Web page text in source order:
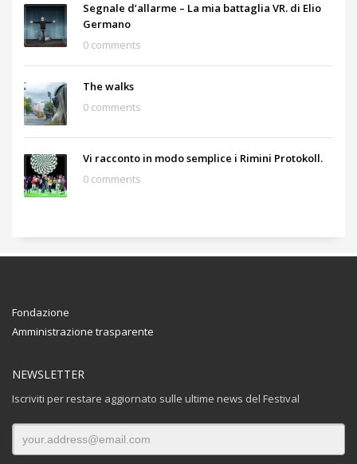
Segnale d’allarme – La mia battaglia VR. di Elio
Germano
0 comments
The walks
0 comments
Vi racconto in modo semplice i Rimini Protokoll.
0 comments
Fondazione
Amministrazione trasparente
NEWSLETTER
Iscriviti per restare aggiornato sulle ultime news del Festival